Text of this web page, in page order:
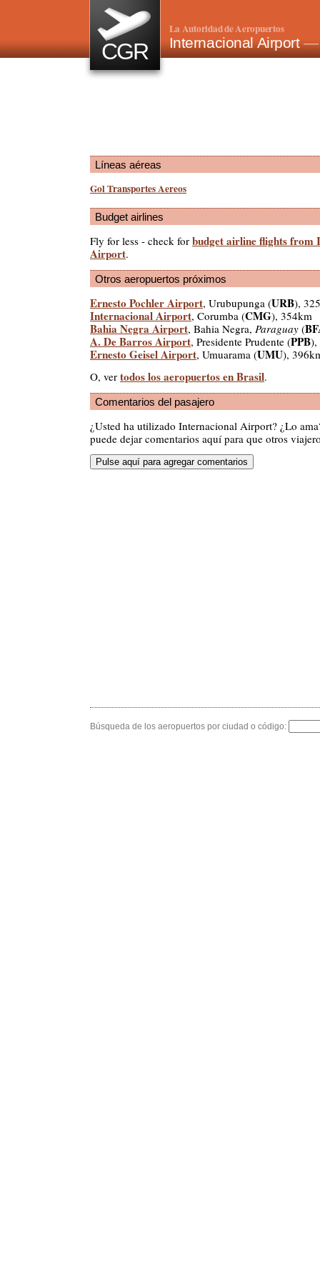
CGR
La Autoridad de Aeropuertos
Internacional Airport—
Líneas aéreas
Gol Transportes Aereos
Budget airlines
Fly for less - check for budget airline flights from
Airport.
Otros aeropuertos próximos
Ernesto Pochler Airport, Urubupunga (URB),
Internacional Airport, Corumba (CMG), 354km
Bahia Negra Airport, Bahia Negra, Paraguay (
A. De Barros Airport, Presidente Prudente (PPB),
Ernesto Geisel Airport, Umuarama (UMU),
O, ver todos los aeropuertos en Brasil.
Comentarios del pasajero
¿Usted ha utilizado Internacional Airport? ¿Lo
puede dejar comentarios aquí para que otros
Búsqueda de los aeropuertos por ciudad o código: